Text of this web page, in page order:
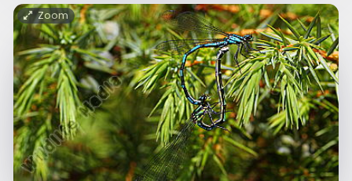
Zoom